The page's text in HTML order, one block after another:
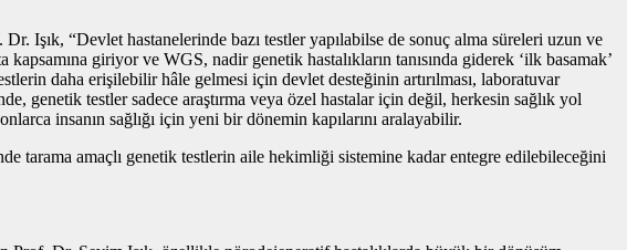
Işık, “Devlet hastanelerinde bazı testler yapılabilse de sonuç alma süreleri uzun ve
giriyor ve WGS, nadir genetik hastalıkların tanısında giderek ‘ilk basamak’
daha erişilebilir hâle gelmesi için devlet desteğinin artırılması, laboratuvar
genetik testler sadece araştırma veya özel hastalar için değil, herkesin sağlık yol
insanın sağlığı için yeni bir dönemin kapılarını aralayabilir.
tarama amaçlı genetik testlerin aile hekimliği sistemine kadar entegre edilebileceğini